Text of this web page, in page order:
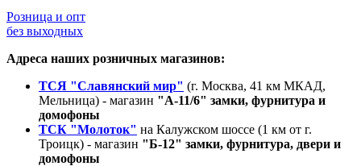
Розница и опт
без выходных
Адреса наших розничных магазинов:
ТСЯ "Славянский мир" (г. Москва, 41 км МКАД,
Мельница) - магазин "А-11/6" замки, фурнитура и
домофоны
ТСК "Молоток" на Калужском шоссе (1 км от г.
Троицк) - магазин "Б-12" замки, фурнитура, двери и
домофоны